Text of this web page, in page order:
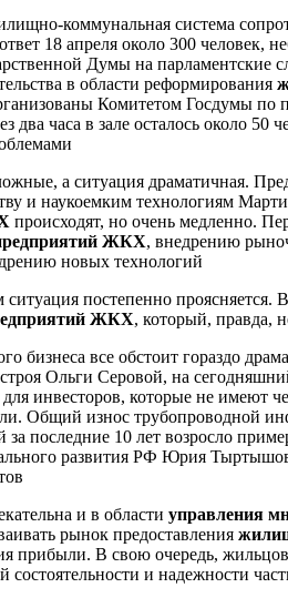
коммунальная система
18 апреля около 300 человек,
Думы на парламентские
в области реформирования
Комитетом Госдумы по
два часа в зале осталось около 50
а ситуация драматичная.
и наукоемким технологиям
происходят, но очень медленно.
ЖКХ, внедрению
новых технологий
постепенно проясняется.
ЖКХ, который, правда,
бизнеса все обстоит гораздо
Ольги Серовой, на
инвесторов, которые не имеют
Общий износ трубопроводной
за последние 10 лет возросло
развития РФ Юрия
и в области управления
рынок предоставления
прибыли. В свою очередь,
состоятельности и надежности